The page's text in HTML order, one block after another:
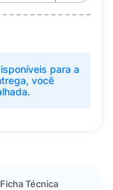
para a
você
Ficha Técnica